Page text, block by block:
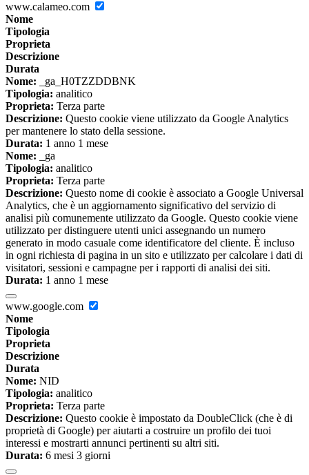
www.calameo.com
Nome
Tipologia
Proprieta
Descrizione
Durata
Nome: _ga_H0TZZDDBNK
Tipologia: analitico
Proprieta: Terza parte
Descrizione: Questo cookie viene utilizzato da Google Analytics
per mantenere lo stato della sessione.
Durata: 1 anno 1 mese
Nome: _ga
Tipologia: analitico
Proprieta: Terza parte
Descrizione: Questo nome di cookie è associato a Google Universal
Analytics, che è un aggiornamento significativo del servizio di
analisi più comunemente utilizzato da Google. Questo cookie viene
utilizzato per distinguere utenti unici assegnando un numero
generato in modo casuale come identificatore del cliente. È incluso
in ogni richiesta di pagina in un sito e utilizzato per calcolare i dati di
visitatori, sessioni e campagne per i rapporti di analisi dei siti.
Durata: 1 anno 1 mese
www.google.com
Nome
Tipologia
Proprieta
Descrizione
Durata
Nome: NID
Tipologia: analitico
Proprieta: Terza parte
Descrizione: Questo cookie è impostato da DoubleClick (che è di
proprietà di Google) per aiutarti a costruire un profilo dei tuoi
interessi e mostrarti annunci pertinenti su altri siti.
Durata: 6 mesi 3 giorni